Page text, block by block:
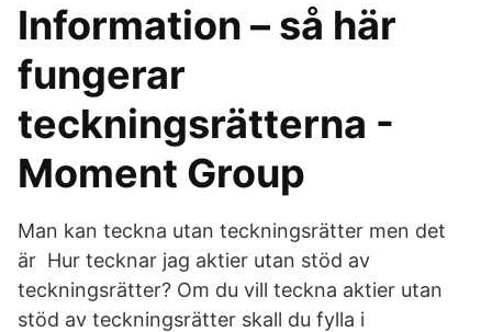
Information – så här
fungerar
teckningsrätterna -
Moment Group
Man kan teckna utan teckningsrätter men det
är Hur tecknar jag aktier utan stöd av
teckningsrätter? Om du vill teckna aktier utan
stöd av teckningsrätter skall du fylla i